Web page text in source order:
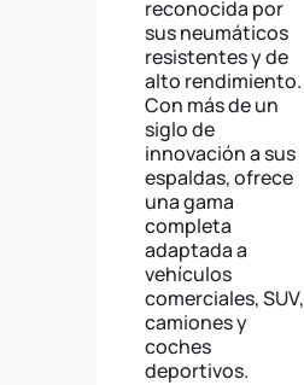
reconocida por
sus neumáticos
resistentes y de
alto rendimiento.
Con más de un
siglo de
innovación a sus
espaldas, ofrece
una gama
completa
adaptada a
vehículos
comerciales, SUV,
camiones y
coches
deportivos.